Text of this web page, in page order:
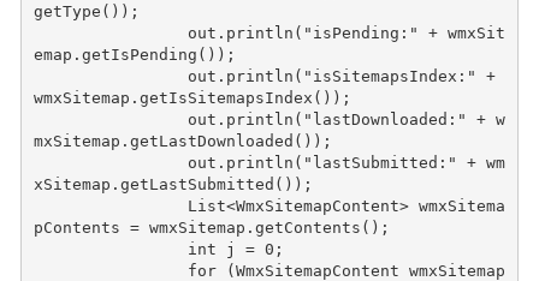
getType ());
out . println ( "isPending:" + wmxSit
emap . getIsPending ());
out . println ( "isSitemapsIndex:"
+
wmxSitemap . getIsSitemapsIndex ());
out . println ( "lastDownloaded:" + w
mxSitemap . getLastDownloaded ());
out . println ( "lastSubmitted:" + wm
xSitemap . getLastSubmitted ());
List<WmxSitemapContent> wmxSitema
pContents = wmxSitemap . getContents ();
int
j = 0 ;
for
(WmxSitemapContent wmxSitemap